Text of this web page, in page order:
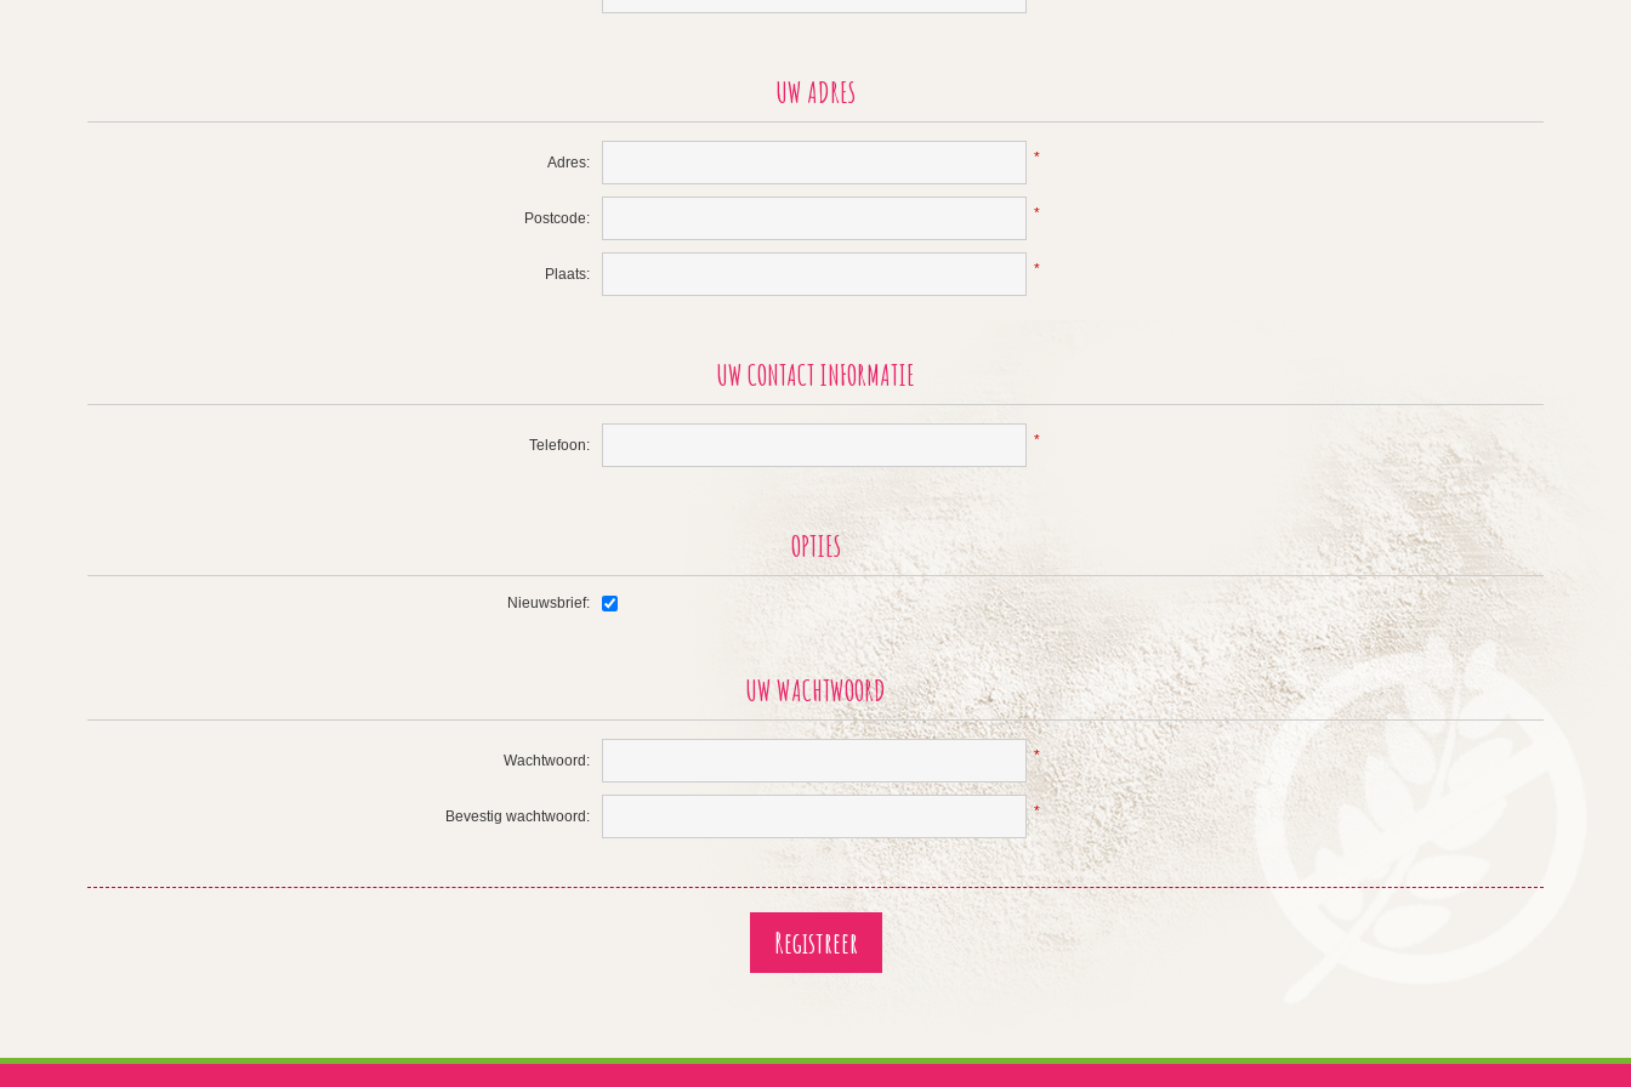
UW ADRES
Adres: *
Postcode: *
Plaats: *
UW CONTACT INFORMATIE
Telefoon: *
OPTIES
Nieuwsbrief:
UW WACHTWOORD
Wachtwoord: *
Bevestig wachtwoord: *